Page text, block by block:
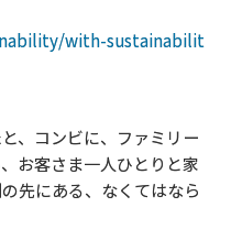
with-sustainabilit
、コンビに、ファミリー
お客さま一人ひとりと家
先にある、なくてはなら